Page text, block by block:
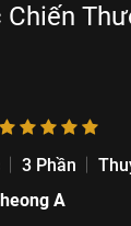
3 Phần
A